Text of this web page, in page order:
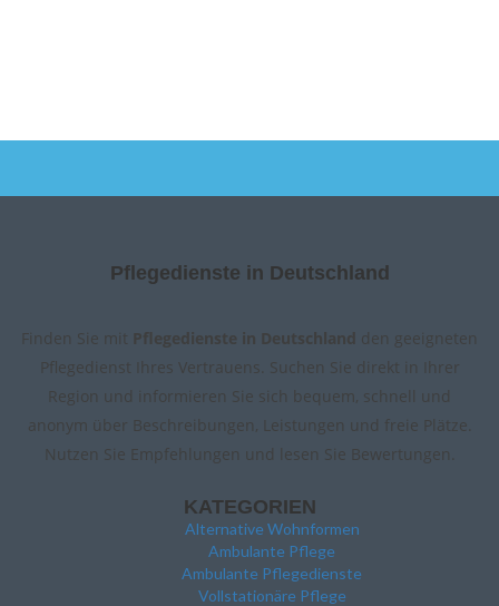
Pflegedienste in Deutschland
Finden Sie mit Pflegedienste in Deutschland den geeigneten
Pflegedienst Ihres Vertrauens. Suchen Sie direkt in Ihrer
Region und informieren Sie sich bequem, schnell und
anonym über Beschreibungen, Leistungen und freie Plätze.
Nutzen Sie Empfehlungen und lesen Sie Bewertungen.
KATEGORIEN
Alternative Wohnformen
Ambulante Pflege
Ambulante Pflegedienste
Vollstationäre Pflege